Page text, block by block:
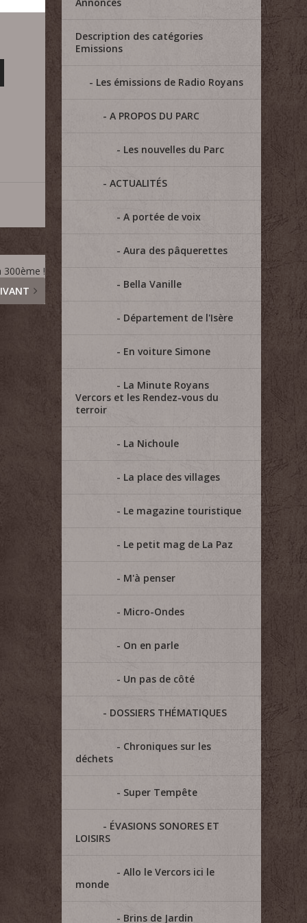
300ème !
Description des catégories
Emissions
Les émissions de Radio Royans
A PROPOS DU PARC
Les nouvelles du Parc
ACTUALITÉS
A portée de voix
Aura des pâquerettes
Bella Vanille
Département de l'Isère
En voiture Simone
La Minute Royans
Vercors et les Rendez-vous du
terroir
La Nichoule
La place des villages
Le magazine touristique
Le petit mag de La Paz
M'à penser
Micro-Ondes
On en parle
Un pas de côté
DOSSIERS THÉMATIQUES
Chroniques sur les
déchets
Super Tempête
ÉVASIONS SONORES ET
LOISIRS
Allo le Vercors ici le
monde
Brins de Jardin